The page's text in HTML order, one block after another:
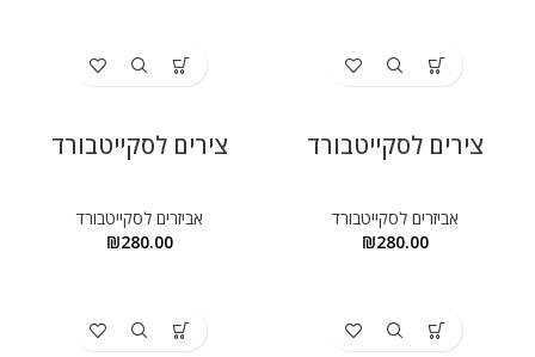
צירים לסקייטבורד
אביזרים לסקייטבורד
₪280.00
צירים לסקייטבורד
אביזרים לסקייטבורד
₪280.00